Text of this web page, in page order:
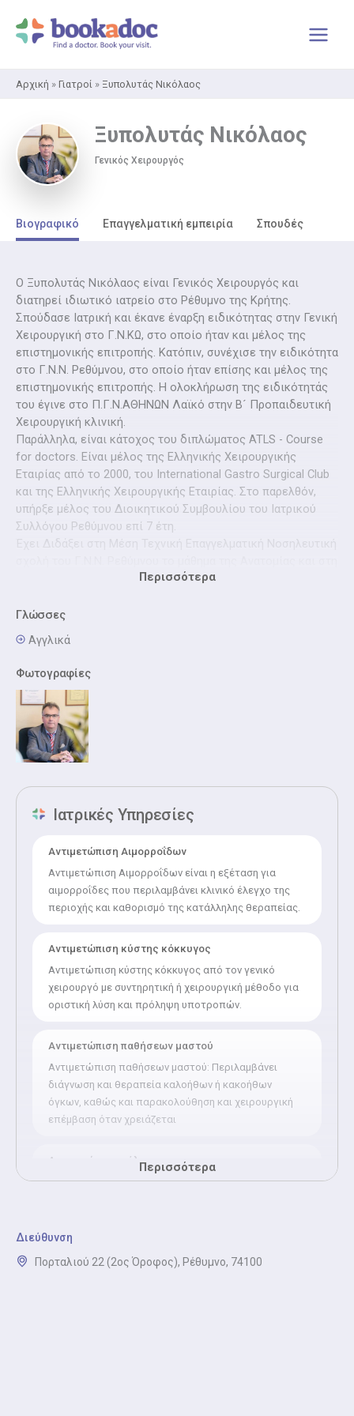
στο
περιεχόμενο
Αρχική » Γιατροί » Ξυπολυτάς Νικόλαος
Ξυπολυτάς Νικόλαος
Γενικός Χειρουργός
Διεύθυνση
Πορταλιού 22 (2ος Όροφος), Ρέθυμνο, 74100
Βιογραφικό Επαγγελματική εμπειρία Σπουδές
Ο Ξυπολυτάς Νικόλαος είναι Γενικός Χειρουργός και
διατηρεί ιδιωτικό ιατρείο στο Ρέθυμνο της Κρήτης.
Σπούδασε Ιατρική και έκανε έναρξη ειδικότητας στην Γενική
Χειρουργική στο Γ.Ν.ΚΩ, στο οποίο ήταν και μέλος της
επιστημονικής επιτροπής. Κατόπιν, συνέχισε την ειδικότητα
στο Γ.Ν.Ν. Ρεθύμνου, στο οποίο ήταν επίσης και μέλος της
επιστημονικής επιτροπής. Η ολοκλήρωση της ειδικότητάς
του έγινε στο Π.Γ.Ν.ΑΘΗΝΩΝ Λαϊκό στην Β´ Προπαιδευτική
Χειρουργική κλινική.
Παράλληλα, είναι κάτοχος του διπλώματος ATLS - Course
for doctors. Είναι μέλος της Ελληνικής Χειρουργικής
Εταιρίας από το 2000, του International Gastro Surgical Club
και της Ελληνικής Χειρουργικής Εταιρίας. Στο παρελθόν,
υπήρξε μέλος του Διοικητικού Συμβουλίου του Ιατρικού
Συλλόγου Ρεθύμνου επί 7 έτη.
σχολή εθελοντριών νοσοκόμων του Ερυθρού Σταυρού, το
Επίσης, διετέλεσε Διοικητής του Γ.Ν. Ρεθύμνου για δύο
Τέλος, έχει λάβει μέρος σε μεγάλο αριθμό συνεδρίων και
σεμιναρίων.
Περισσότερα
Γλώσσες
Αγγλικά
Φωτογραφίες
Ιατρικές Υπηρεσίες
Αντιμετώπιση Αιμορροΐδων
Αντιμετώπιση Αιμορροΐδων είναι η εξέταση για
αιμορροΐδες που περιλαμβάνει κλινικό έλεγχο της
περιοχής και καθορισμό της κατάλληλης θεραπείας.
Αντιμετώπιση κύστης κόκκυγος
Αντιμετώπιση κύστης κόκκυγος από τον γενικό
χειρουργό με συντηρητική ή χειρουργική μέθοδο για
οριστική λύση και πρόληψη υποτροπών.
Αντιμετώπιση παθήσεων μαστού
Αντιμετώπιση παθήσεων μαστού: Περιλαμβάνει
διάγνωση και θεραπεία καλοήθων ή κακοήθων
όγκων, καθώς και παρακολούθηση και χειρουργική
επέμβαση όταν χρειάζεται
Αντιμετώπιση κήλης
Αντιμετώπιση κήλης: Βουβωνοκήλη, ομφαλοκήλη,
Χολοκυστεκτομή
Η χολοκυστεκτομή είναι μια χειρουργική επέμβαση
Περισσότερα